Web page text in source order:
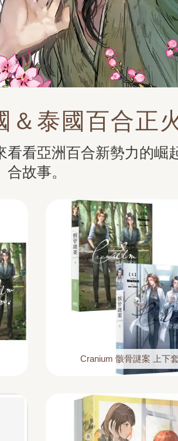
＆泰國百合正
看亞洲百合新勢力的崛
合故事。
Cranium 骸骨謎案 上下